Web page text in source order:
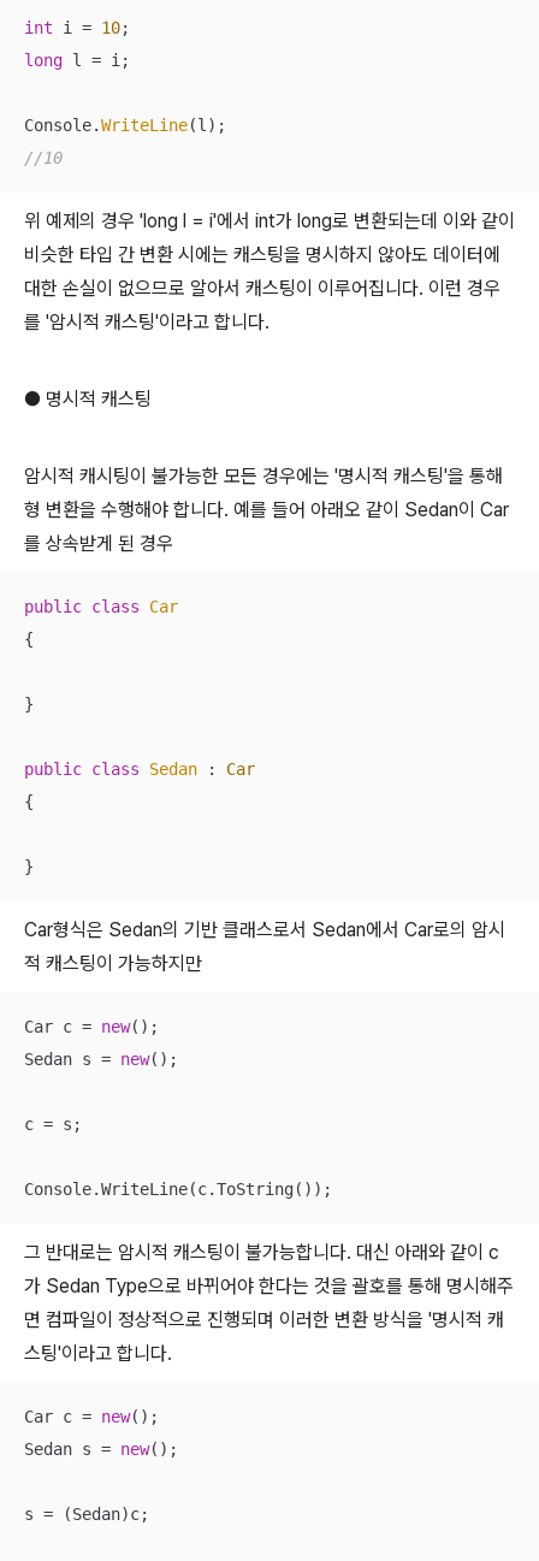
int i = 10
long l = i;
Console.WriteLine
//10
위 예제의 경우 'long l = i'에서 int가 long로 변환되는데 이와 같이
비슷한 타입 간 변환 시에는 캐스팅을 명시하지 않아도 데이터에
대한 손실이 없으므로 알아서 캐스팅이 이루어집니다. 이런 경우
를 '암시적 캐스팅'이라고 합니다.
● 명시적 캐스팅
암시적 캐시팅이 불가능한 모든 경우에는 '명시적 캐스팅'을 통해
형 변환을 수행해야 합니다. 예를 들어 아래오 같이 Sedan이 Car
를 상속받게 된 경우
public class
Car
{
}
public class Sedan : Car
{
}
Car형식은 Sedan의 기반 클래스로서 Sedan에서 Car로의 암시
적 캐스팅이 가능하지만
Car c = new();
Sedan s = new();
c = s;
Console.WriteLine(c.ToString());
그 반대로는 암시적 캐스팅이 불가능합니다. 대신 아래와 같이 c
가 Sedan Type으로 바뀌어야 한다는 것을 괄호를 통해 명시해주
면 컴파일이 정상적으로 진행되며 이러한 변환 방식을 '명시적 캐
스팅'이라고 합니다.
Car c = new();
Sedan s = new();
s = (Sedan)c;